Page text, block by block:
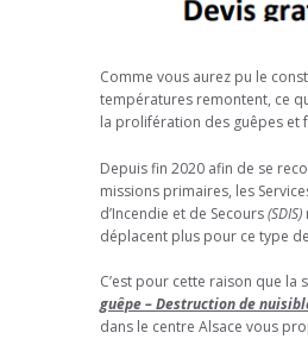
Comme vous aurez pu le
températures remontent, ce
la prolifération des guêpes et
Depuis fin 2020 afin de se
missions primaires, les
d’Incendie et de Secours(SDIS)
déplacent plus pour ce type
C’est pour cette raison que la
guêpe – Destruction de
dans le centre Alsace vous